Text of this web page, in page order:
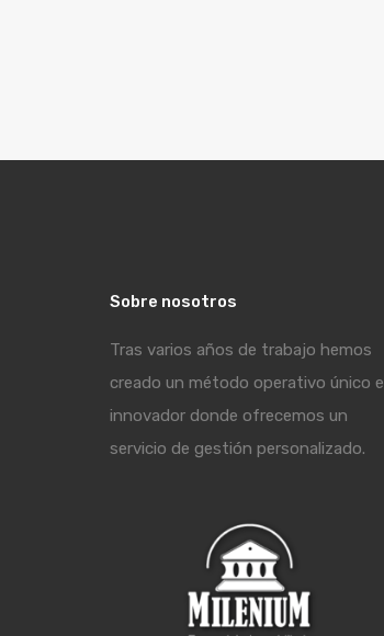
Sobre nosotros
Tras varios años de trabajo hemos
creado un método operativo único e
innovador donde ofrecemos un
servicio de gestión personalizado.